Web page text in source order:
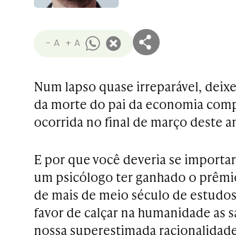
- A + A
Num lapso quase irreparável,
da morte do pai da economia
ocorrida no final de março deste
E por que você deveria se
um psicólogo ter ganhado o
de mais de meio século de
favor de calçar na humanidade as
nossa superestimada